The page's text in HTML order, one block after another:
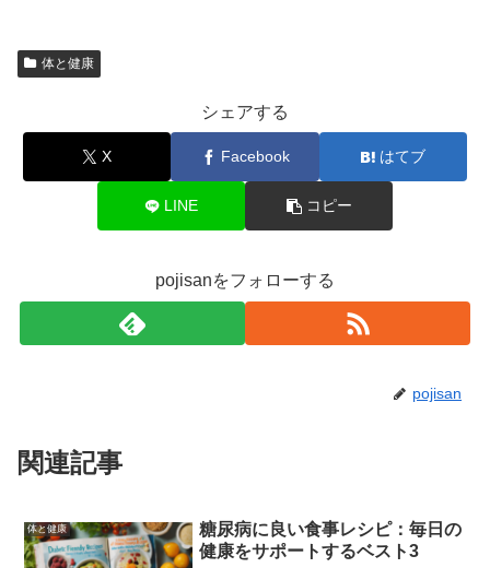
体と健康
シェアする
X Facebook はてブ
LINE コピー
pojisanをフォローする
pojisan
関連記事
体と健康
糖尿病に良い食事レシピ：毎日の
健康をサポートするベスト3